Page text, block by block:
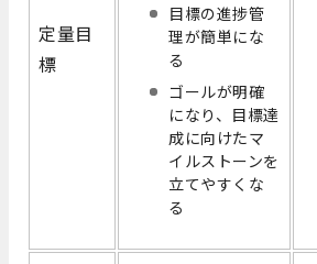
定量目
標
目標の進捗管
理が簡単にな
る
ゴールが明確
になり、目標達
成に向けたマ
イルストーンを
立てやすくな
る